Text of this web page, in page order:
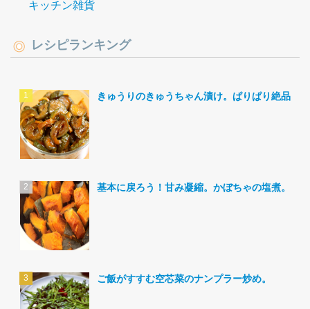
キッチン雑貨
レシピランキング
きゅうりのきゅうちゃん漬け。ぱりぱり絶品。
基本に戻ろう！甘み凝縮。かぼちゃの塩煮。
ご飯がすすむ空芯菜のナンプラー炒め。